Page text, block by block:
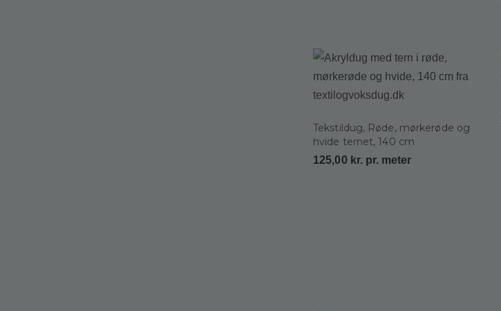
Tekstildug, Røde, mørkerøde og
hvide ternet, 140 cm
125,00 kr. pr. meter